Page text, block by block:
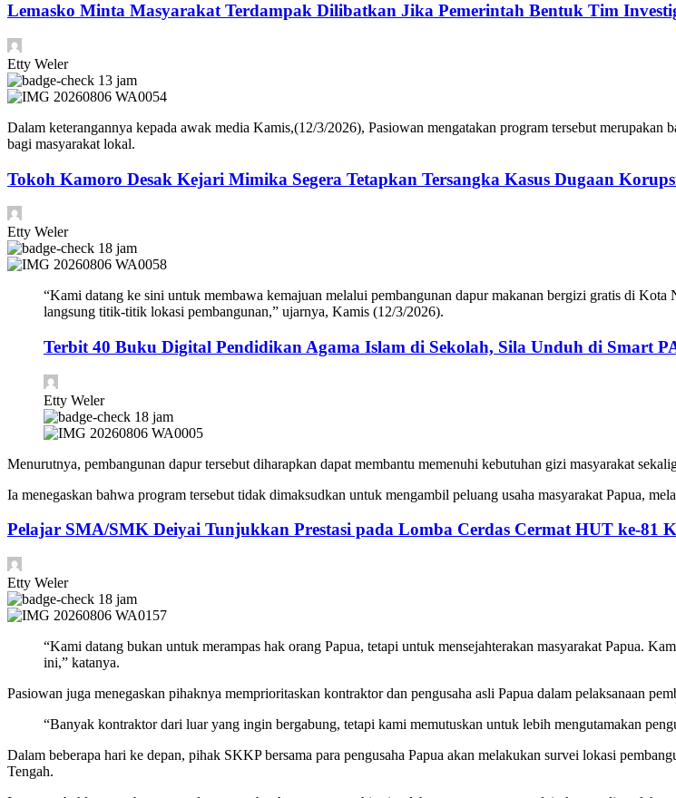
Lemasko Minta Masyarakat Terdampak Dilibatkan Jika Pemerintah Bentuk Tim
Etty Weler
13 jam
Dalam keterangannya kepada awak media Kamis,(12/3/2026), Pasiowan mengatakan program tersebut
bagi masyarakat lokal.
Tokoh Kamoro Desak Kejari Mimika Segera Tetapkan Tersangka Kasus Dugaan
Etty Weler
18 jam
“Kami datang ke sini untuk membawa kemajuan melalui pembangunan dapur makanan bergizi gratis di
langsung titik-titik lokasi pembangunan,” ujarnya, Kamis (12/3/2026).
Terbit 40 Buku Digital Pendidikan Agama Islam di Sekolah, Sila Unduh di Smart
Etty Weler
18 jam
Menurutnya, pembangunan dapur tersebut diharapkan dapat membantu memenuhi kebutuhan gizi masyarakat
Ia menegaskan bahwa program tersebut tidak dimaksudkan untuk mengambil peluang usaha masyarakat Papua,
Pelajar SMA/SMK Deiyai Tunjukkan Prestasi pada Lomba Cerdas Cermat HUT ke-81
Etty Weler
18 jam
“Kami datang bukan untuk merampas hak orang Papua, tetapi untuk mensejahterakan masyarakat Papua.
ini,” katanya.
Pasiowan juga menegaskan pihaknya memprioritaskan kontraktor dan pengusaha asli Papua dalam pelaksanaan
“Banyak kontraktor dari luar yang ingin bergabung, tetapi kami memutuskan untuk lebih mengutamakan
Dalam beberapa hari ke depan, pihak SKKP bersama para pengusaha Papua akan melakukan survei lokasi
Tengah.